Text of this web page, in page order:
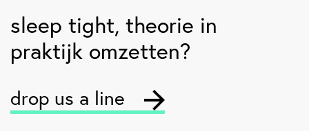
sleep tight, theorie in
praktijk omzetten?
drop us a line